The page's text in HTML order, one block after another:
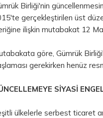
Birliği'nin
gerçekleştirilen üst
ilişkin mutabakat 12
göre, Gümrük
gerekirken henüz
SİYASİ
ülkelerle serbest ticaret